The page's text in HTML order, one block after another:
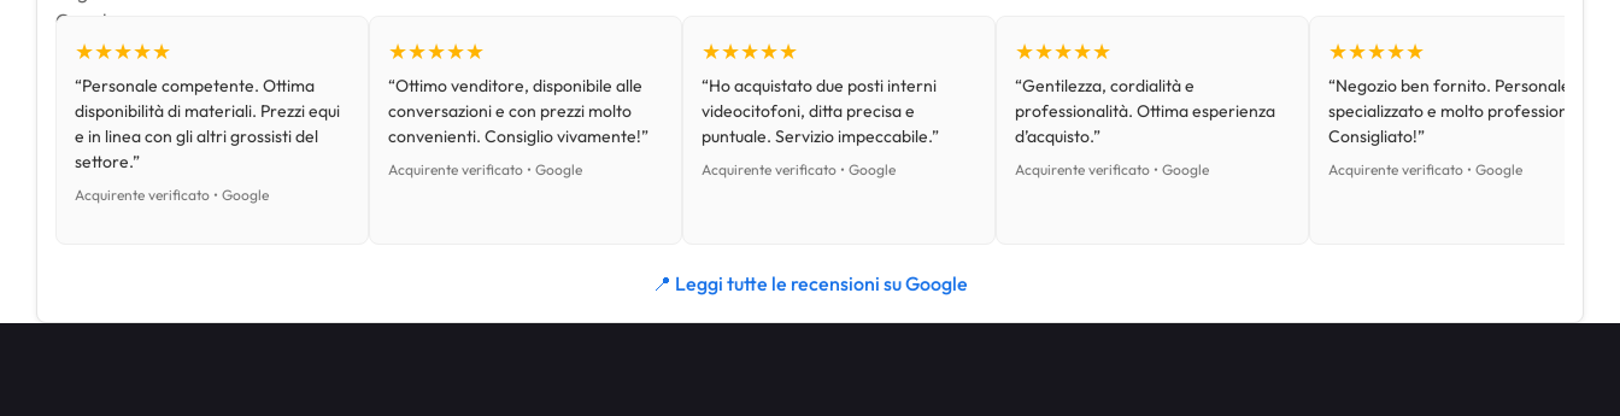
★★★★★
“Personale competente. Ottima
disponibilità di materiali. Prezzi equi
e in linea con gli altri grossisti del
settore.”
Acquirente verificato • Google
★★★★★
“Ottimo venditore, disponibile alle
conversazioni e con prezzi molto
convenienti. Consiglio vivamente!”
Acquirente verificato • Google
★★★★★
“Ho acquistato due posti interni
videocitofoni, ditta precisa e
puntuale. Servizio impeccabile.”
Acquirente verificato • Google
★★★★★
“Gentilezza, cordialità e
professionalità. Ottima esperienza
d’acquisto.”
Acquirente verificato • Google
★★★★★
“Negozio ben fornito. Personale
specializzato e molto professionale.
Consigliato!”
Acquirente verificato • Google
📍 Leggi tutte le recensioni su Google